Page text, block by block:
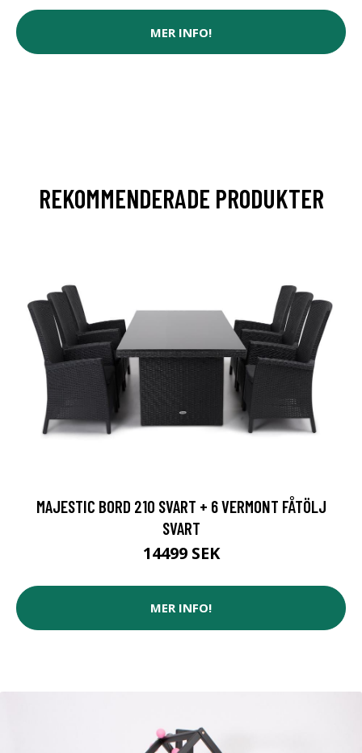
MER INFO!
REKOMMENDERADE PRODUKTER
MAJESTIC BORD 210 SVART + 6 VERMONT FÅTÖLJ
SVART
14499 SEK
MER INFO!